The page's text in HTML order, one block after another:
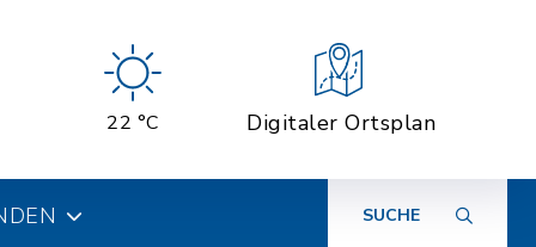
22 °C Digitaler Ortsplan
SUCHE